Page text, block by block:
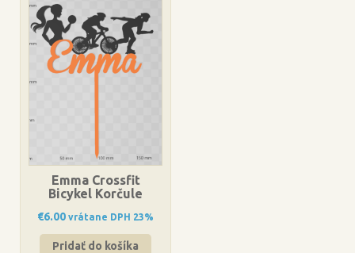
Emma Crossfit
Bicykel Korčule
€6.00 vrátane DPH 23%
Pridať do košíka